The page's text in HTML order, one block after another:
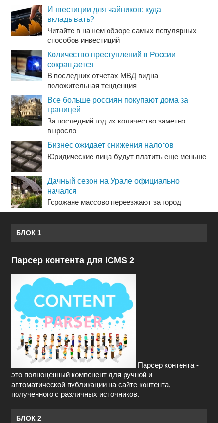
Инвестиции для чайников: куда
вкладывать?
Читайте в нашем обзоре самых популярных
способов инвестиций
Количество преступлений в России
сокращается
В последних отчетах МВД видна
положительная тенденция
Все больше россиян покупают дома за
границей
За последний год их количество заметно
выросло
Бизнес ожидает снижения налогов
Юридические лица будут платить еще меньше
Дачный сезон на Урале официально
начался
Горожане массово переезжают за город
БЛОК 1
Парсер контента для ICMS 2
Парсер контента -
это полноценный компонент для ручной и
автоматической публикации на сайте контента,
полученного с различных источников.
БЛОК 2